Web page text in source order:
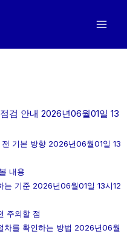
검 안내 2026년06월01일 13
기본 방향 2026년06월01일 13
내용
는 기준 2026년06월01일 13시12
주의할 점
차를 확인하는 방법 2026년06월